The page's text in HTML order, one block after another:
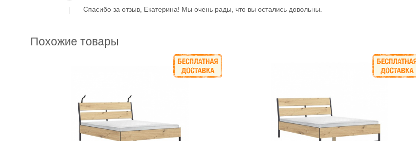
Спасибо за отзыв, Екатерина! Мы очень рады, что вы остались довольны.
Похожие товары